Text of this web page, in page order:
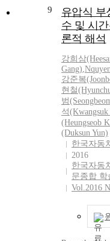
relaxation
bushing was
the step
control test,
model was
Solutions
comparison
results of the
Lianis model
the proposed
shown that
Pipkin-Rogers
very good
the modified
by the closely
coaxial
has a great
axis to control
field.
potentials are
along the field
electric stress
concentrated
surface of the
the upper end
shaper. In
field control
achieved by
designs of
shields. The
decreased
parts of the
9
유압식 부
수 및 시
론적 해석
강희삼
Gang),
강준복
현철
범
석
(Heungseob
(Duksun Yun)
한국자동
2016
한국자동
문종합 학
Vol.2016